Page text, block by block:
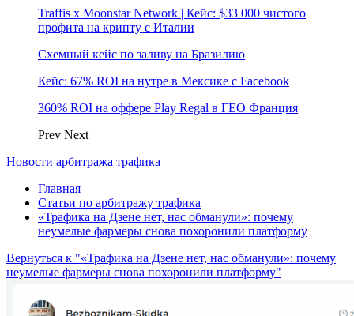
Traffis x Moonstar Network | Кейс: $33 000 чистого
профита на крипту с Италии
Схемный кейс по заливу на Бразилию
Кейс: 67% ROI на нутре в Мексике с Facebook
360% ROI на оффере Play Regal в ГЕО Франция
Prev Next
Новости арбитража трафика
Главная
Статьи по арбитражу трафика
«Трафика на Дзене нет, нас обманули»: почему
неумелые фармеры снова похоронили платформу
Вернуться к "«Трафика на Дзене нет, нас обманули»: почему
неумелые фармеры снова похоронили платформу"